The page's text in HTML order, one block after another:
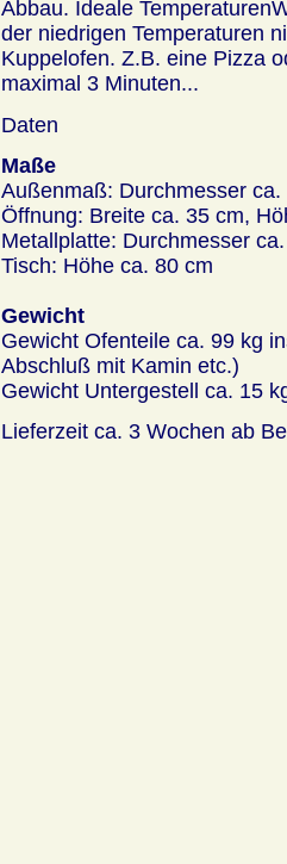
Abbau. Ideale
der niedrigen Temperaturen
Kuppelofen. Z.B. eine Pizza
maximal 3 Minuten...
Daten
Maße
Außenmaß: Durchmesser
Öffnung: Breite ca. 35 cm,
Metallplatte: Durchmesser
Tisch: Höhe ca. 80 cm
Gewicht
Gewicht Ofenteile ca. 99 kg
Abschluß mit Kamin etc.)
Gewicht Untergestell ca. 15
Lieferzeit ca. 3 Wochen ab